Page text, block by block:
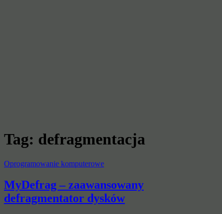
Tag: defragmentacja
Oprogramowanie komputerowe
MyDefrag – zaawansowany
defragmentator dysków